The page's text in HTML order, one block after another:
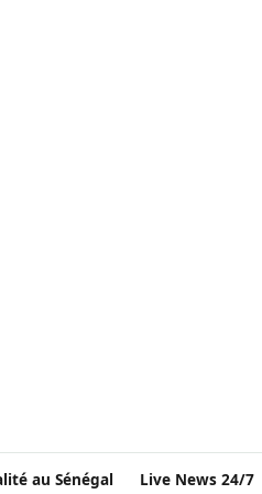
au Sénégal Live News 24/7